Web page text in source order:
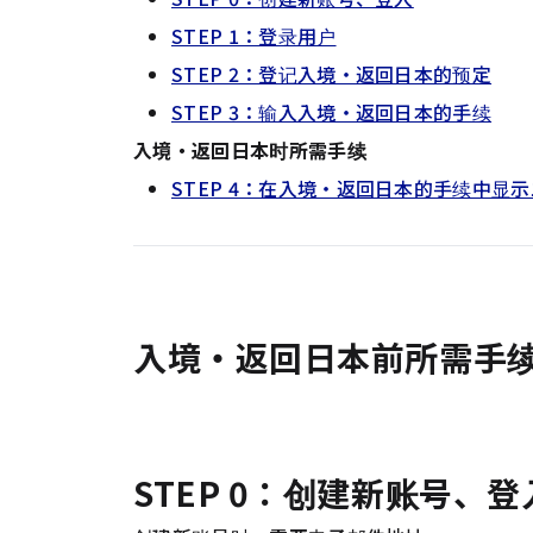
STEP 1：登录用户
STEP 2：登记入境・返回日本的预定
STEP 3：输入入境・返回日本的手续
入境・返回日本时所需手续
STEP 4：在入境・返回日本的手续中显
入境・返回日本前所需手
STEP 0：创建新账号、登